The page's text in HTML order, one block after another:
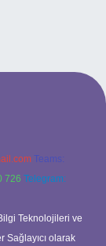
Teams:
726 Telegram:
Teknolojileri ve
Sağlayıcı olarak